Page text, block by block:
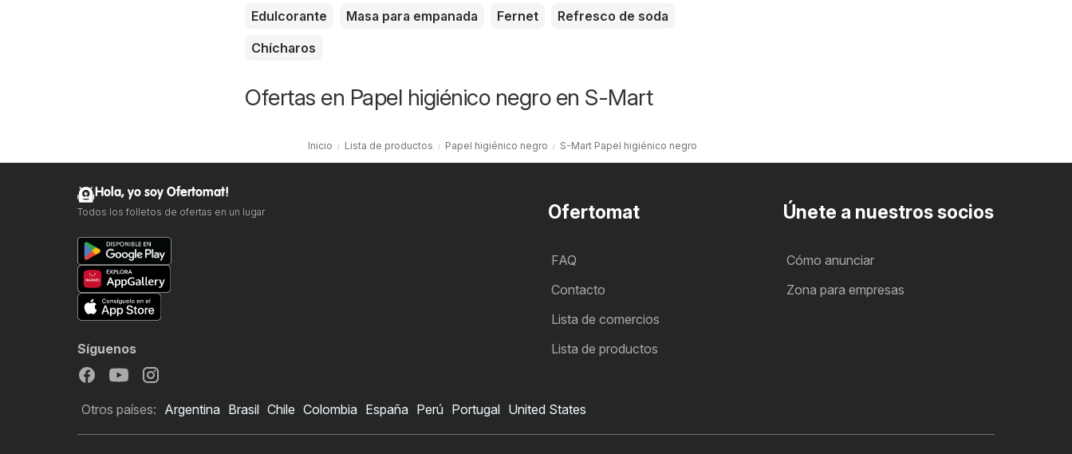
Edulcorante
Masa para empanada Fernet
Refresco de soda
Chícharos
Ofertas en Papel higiénico negro en S-Mart
Inicio Lista de productos Papel higiénico negro S-Mart Papel higiénico negro
Ofertomat
FAQ
Contacto
Lista de comercios
Lista de productos
Únete a nuestros socios
Cómo anunciar
Zona para empresas
Hola, yo soy Ofertomat!
Todos los folletos de ofertas en un lugar
Síguenos
Otros países: Argentina Brasil Chile Colombia España Perú Portugal United States